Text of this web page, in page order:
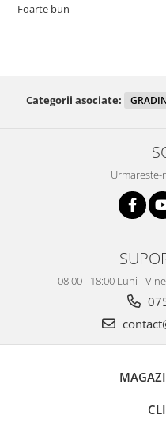
Foarte bun
Categorii asociate:
Urmareste-
08:00 - 18:00 Luni -